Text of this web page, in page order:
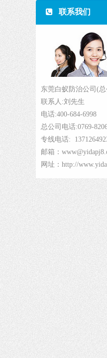
联系我们
东莞白蚁防治公司(
联系人:刘先生
电话:400-684-6998
总公司电话:0769-
专线电话:
邮箱：
网址：http://